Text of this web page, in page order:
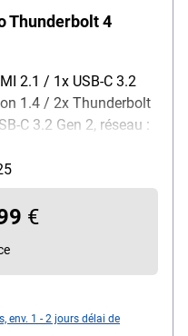
Thunderbolt 4
2.1 / 1x USB-C 3.2
1.4 / 2x Thunderbolt
C 3.2 Gen 2, réseau :
(50–60 Hz), puissance
/ 9 / 3,525 cm,
pris en charge :
/ Red Hat
macOS, particularités :
Environment
pour les systèmes
€
env. 1 - 2 jours délai de